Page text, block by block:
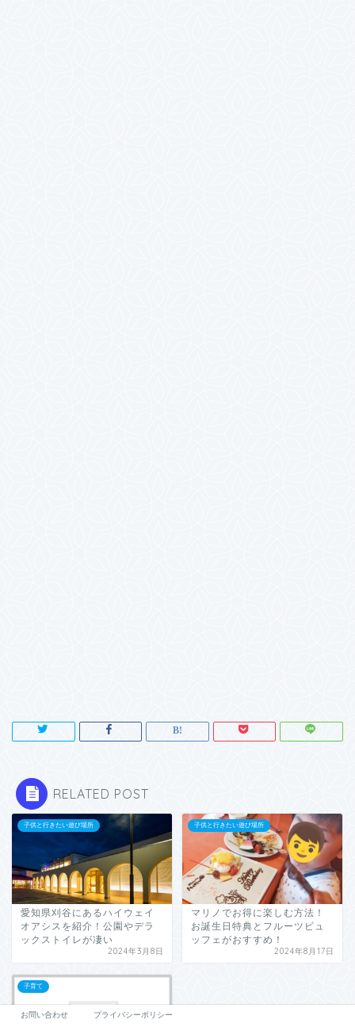
RELATED POST
子供と行きたい遊び場所
愛知県刈谷にあるハイウェイ
オアシスを紹介！公園やデラ
ックストイレが凄い
2024年3月8日
子供と行きたい遊び場所
マリノでお得に楽しむ方法！
お誕生日特典とフルーツビュ
ッフェがおすすめ！
2024年8月17日
子育て
お問い合わせ プライバシーポリシー